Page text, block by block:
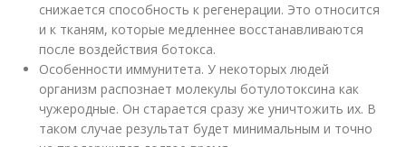
снижается способность к регенерации. Это относится
и к тканям, которые медленнее восстанавливаются
после воздействия ботокса.
Особенности иммунитета. У некоторых людей
организм распознает молекулы ботулотоксина как
чужеродные. Он старается сразу же уничтожить их. В
таком случае результат будет минимальным и точно